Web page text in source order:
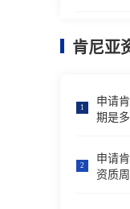
肯尼亚
1
申请
期是
2
申请
资质